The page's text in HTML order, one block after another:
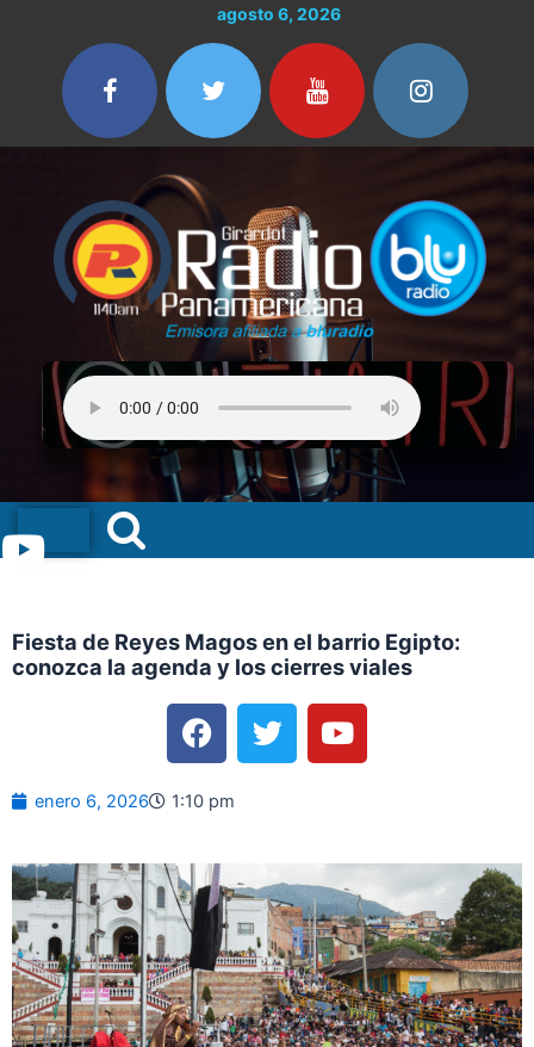
contenido
agosto 6, 2026
Menu
Fiesta de Reyes Magos en el barrio Egipto:
conozca la agenda y los cierres viales
F
a
c
e
o
k
T
w
i
r
Y
o
u
e
enero 6, 2026 1:10 pm